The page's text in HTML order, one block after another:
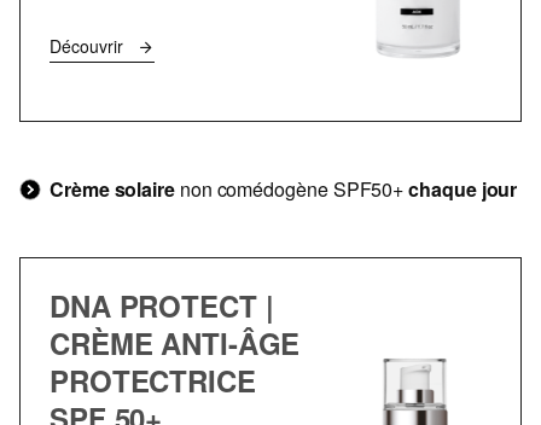
Découvrir
Crème solairenon comédogène SPF50+chaque jour
DNA PROTECT |
CRÈME ANTI-ÂGE
PROTECTRICE